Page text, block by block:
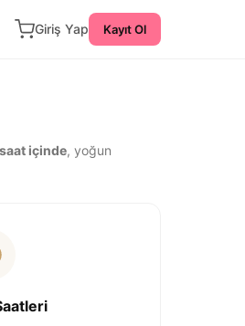
Giriş Yap Kayıt Ol
içinde, yoğun